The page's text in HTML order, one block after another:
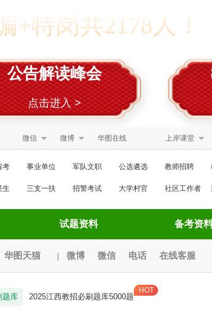
+特岗共2178人！
公告解读峰会
点击进入 >
微信 微博 华图在线 上岸课堂
考 事业单位 军队文职 公选遴选 教师招聘
生 三支一扶 招警考试 大学村官 社区工作者
试题资料 备考资
华图天猫 | 微博 微信 电话 在线客服
题库 2025江西教招必刷题库5000题